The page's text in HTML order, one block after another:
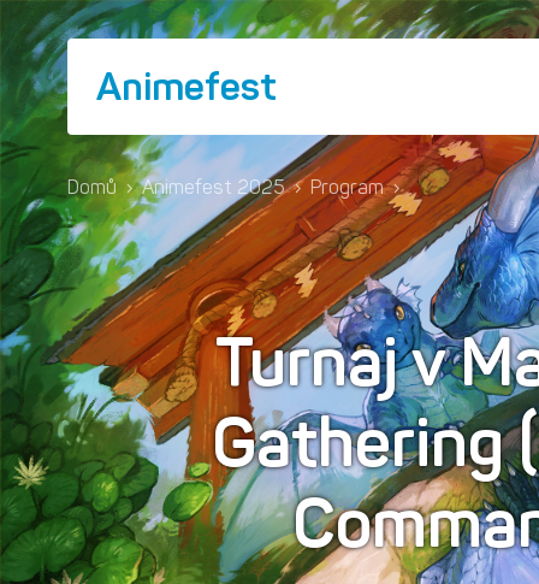
Animefest
Domů › Animefest 2025 › Program ›
Turnaj v
Gathering